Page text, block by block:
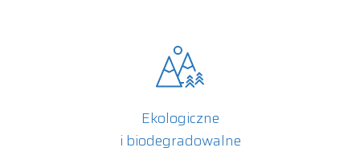
Ekologiczne
i biodegradowalne